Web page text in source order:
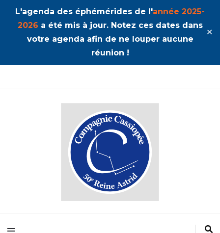
L'agenda des éphémérides de l'année 2025-
2026 a été mis à jour. Notez ces dates dans
votre agenda afin de ne louper aucune
réunion !
✕
Cassiopée
50ème Unité Reine Astrid